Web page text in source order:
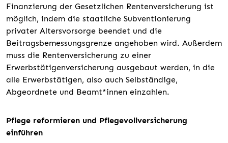
Finanzierung der Gesetzlichen Rentenversicherung ist
möglich, indem die staatliche Subventionierung
privater Altersvorsorge beendet und die
Beitragsbemessungsgrenze angehoben wird. Außerdem
muss die Rentenversicherung zu einer
Erwerbstätigenversicherung ausgebaut werden, in die
alle Erwerbstätigen, also auch Selbständige,
Abgeordnete und Beamt*innen einzahlen.
Pflege reformieren und Pflegevollversicherung
einführen